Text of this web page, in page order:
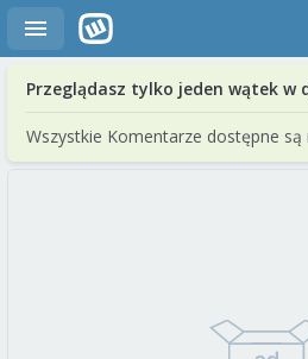
Przeglądasz tylko jeden wątek w
Wszystkie Komentarze dostępne są